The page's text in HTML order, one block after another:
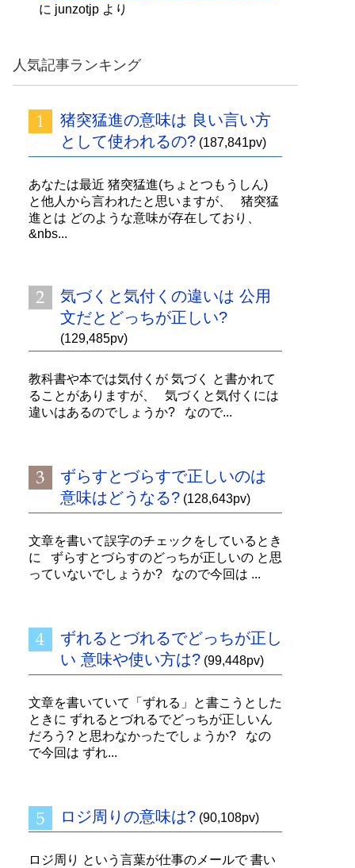
に junzotjp より
人気記事ランキング
猪突猛進の意味は 良い言い方
として使われるの? (187,841pv)
あなたは最近 猪突猛進(ちょとつもうしん)
と他人から言われたと思いますが、 猪突猛
進とは どのような意味が存在しており、
&nbs...
気づくと気付くの違いは 公用
文だとどっちが正しい?
(129,485pv)
教科書や本では気付くが 気づく と書かれて
ることがありますが、 気づくと気付くには
違いはあるのでしょうか? なので...
ずらすとづらすで正しいのは
意味はどうなる? (128,643pv)
文章を書いて誤字のチェックをしているとき
に ずらすとづらすのどっちが正しいの と思
っていないでしょうか? なので今回は ...
ずれるとづれるでどっちが正し
い 意味や使い方は? (99,448pv)
文章を書いていて「ずれる」と書こうとした
ときに ずれるとづれるでどっちが正しいん
だろう? と思わなかったでしょうか? なの
で今回は ずれ...
ロジ周りの意味は? (90,108pv)
ロジ周り という言葉が仕事のメールで 書い